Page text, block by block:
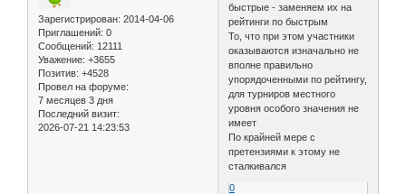
Зарегистрирован: 2014-04-06
Приглашений: 0
Сообщений: 12111
Уважение: +3655
Позитив: +4528
Провел на форуме:
7 месяцев 3 дня
Последний визит:
2026-07-21 14:23:53
быстрые - заменяем их на
рейтинги по быстрым
То, что при этом участники
оказываются изначально не
вполне правильно
упорядоченными по рейтингу,
для турниров местного
уровня особого значения не
имеет
По крайней мере с
претензиями к этому не
сталкивался
0